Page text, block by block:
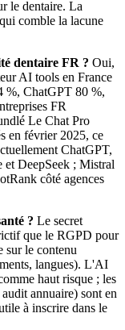
le dentaire. La
comble la lacune
dentaire FR ? Oui,
AI tools en France
%, ChatGPT 80 %,
FR
Le Chat Pro
en février 2025, ce
ChatGPT,
DeepSeek ; Mistral
côté agences
? Le secret
que le RGPD pour
sur le contenu
langues). L'AI
haut risque ; les
annuaire) sont en
à inscrire dans le